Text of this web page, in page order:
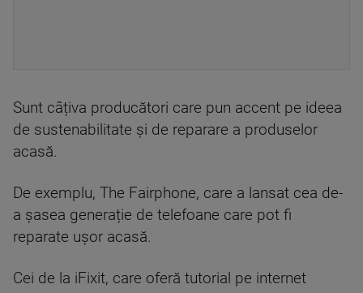
Sunt câțiva producători care pun accent pe ideea
de sustenabilitate și de reparare a produselor
acasă.
De exemplu, The Fairphone, care a lansat cea de-
a șasea generație de telefoane care pot fi
reparate ușor acasă.
Cei de la iFixit, care oferă tutorial pe internet